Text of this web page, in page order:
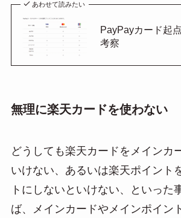
あわせて読みたい
PayPayカード起
考察
無理に楽天カードを使わない
どうしても楽天カードをメインカ
いけない、あるいは楽天ポイント
トにしないといけない、といった
ば、メインカードやメインポイン